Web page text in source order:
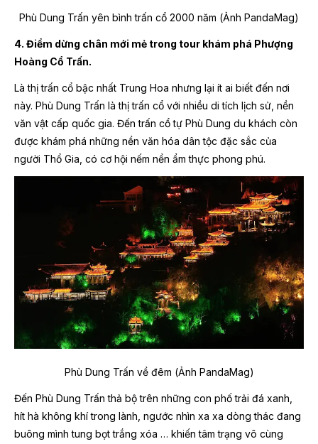
Phù Dung Trấn yên bình trấn cổ 2000 năm (Ảnh PandaMag)
4. Điểm dừng chân mới mẻ trong tour khám phá Phượng
Hoàng Cổ Trấn.
Là thị trấn cổ bậc nhất Trung Hoa nhưng lại ít ai biết đến nơi
này. Phù Dung Trấn là thị trấn cổ với nhiều di tích lịch sử, nền
văn vật cấp quốc gia. Đến trấn cổ tự Phù Dung du khách còn
được khám phá những nền văn hóa dân tộc đặc sắc của
người Thổ Gia, có cơ hội nếm nền ẩm thực phong phú.
Phù Dung Trấn về đêm (Ảnh PandaMag)
Đến Phù Dung Trấn thả bộ trên những con phố trải đá xanh,
hít hà không khí trong lành, ngước nhìn xa xa dòng thác đang
buông mình tung bọt trắng xóa … khiến tâm trạng vô cùng